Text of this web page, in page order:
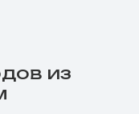
из